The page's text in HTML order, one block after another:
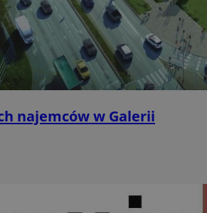
najemców w Galerii